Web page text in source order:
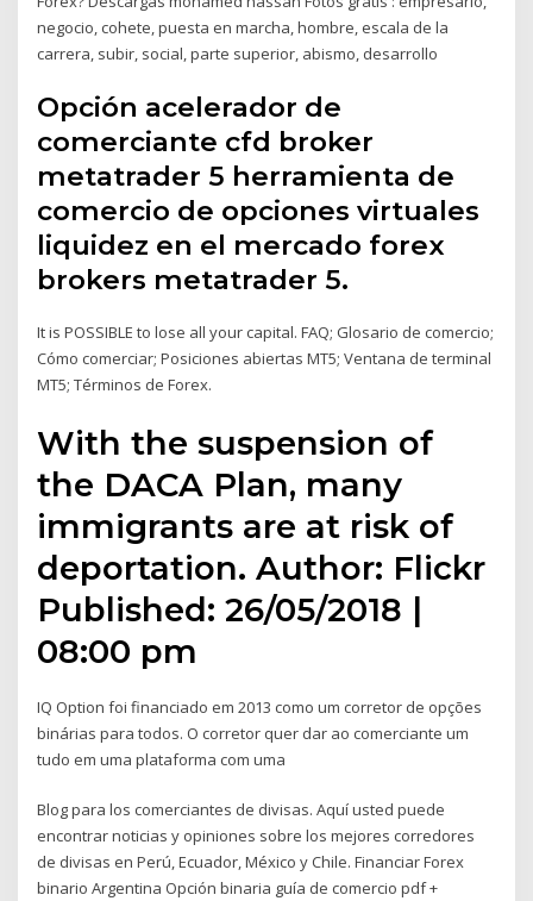
negocio, cohete, puesta en marcha, hombre, escala de la
carrera, subir, social, parte superior, abismo, desarrollo
Opción acelerador de
comerciante cfd broker
metatrader 5 herramienta de
comercio de opciones virtuales
liquidez en el mercado forex
brokers metatrader 5.
It is POSSIBLE to lose all your capital. FAQ; Glosario de comercio;
Cómo comerciar; Posiciones abiertas MT5; Ventana de terminal
MT5; Términos de Forex.
With the suspension of
the DACA Plan, many
immigrants are at risk of
deportation. Author: Flickr
Published: 26/05/2018 |
08:00 pm
IQ Option foi financiado em 2013 como um corretor de opções
binárias para todos. O corretor quer dar ao comerciante um
tudo em uma plataforma com uma
Blog para los comerciantes de divisas. Aquí usted puede
encontrar noticias y opiniones sobre los mejores corredores
de divisas en Perú, Ecuador, México y Chile. Financiar Forex
binario Argentina Opción binaria guía de comercio pdf +